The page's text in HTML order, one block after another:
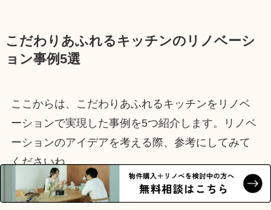
こだわりあふれるキッチンのリノベーシ
ョン事例5選
ここからは、こだわりあふれるキッチンをリノベ
ーションで実現した事例を5つ紹介します。リノベ
ーションのアイデアを考える際、参考にしてみて
くださいね。